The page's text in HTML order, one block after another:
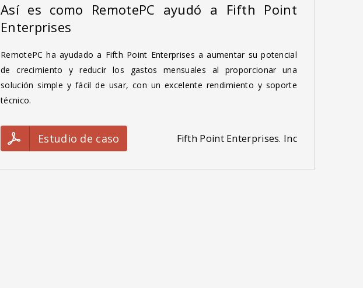
Así es como RemotePC ayudó a Fifth Point
Enterprises
RemotePC ha ayudado a Fifth Point Enterprises a aumentar su potencial
de crecimiento y reducir los gastos mensuales al proporcionar una
solución simple y fácil de usar, con un excelente rendimiento y soporte
técnico.
Estudio de caso Fifth Point Enterprises. Inc